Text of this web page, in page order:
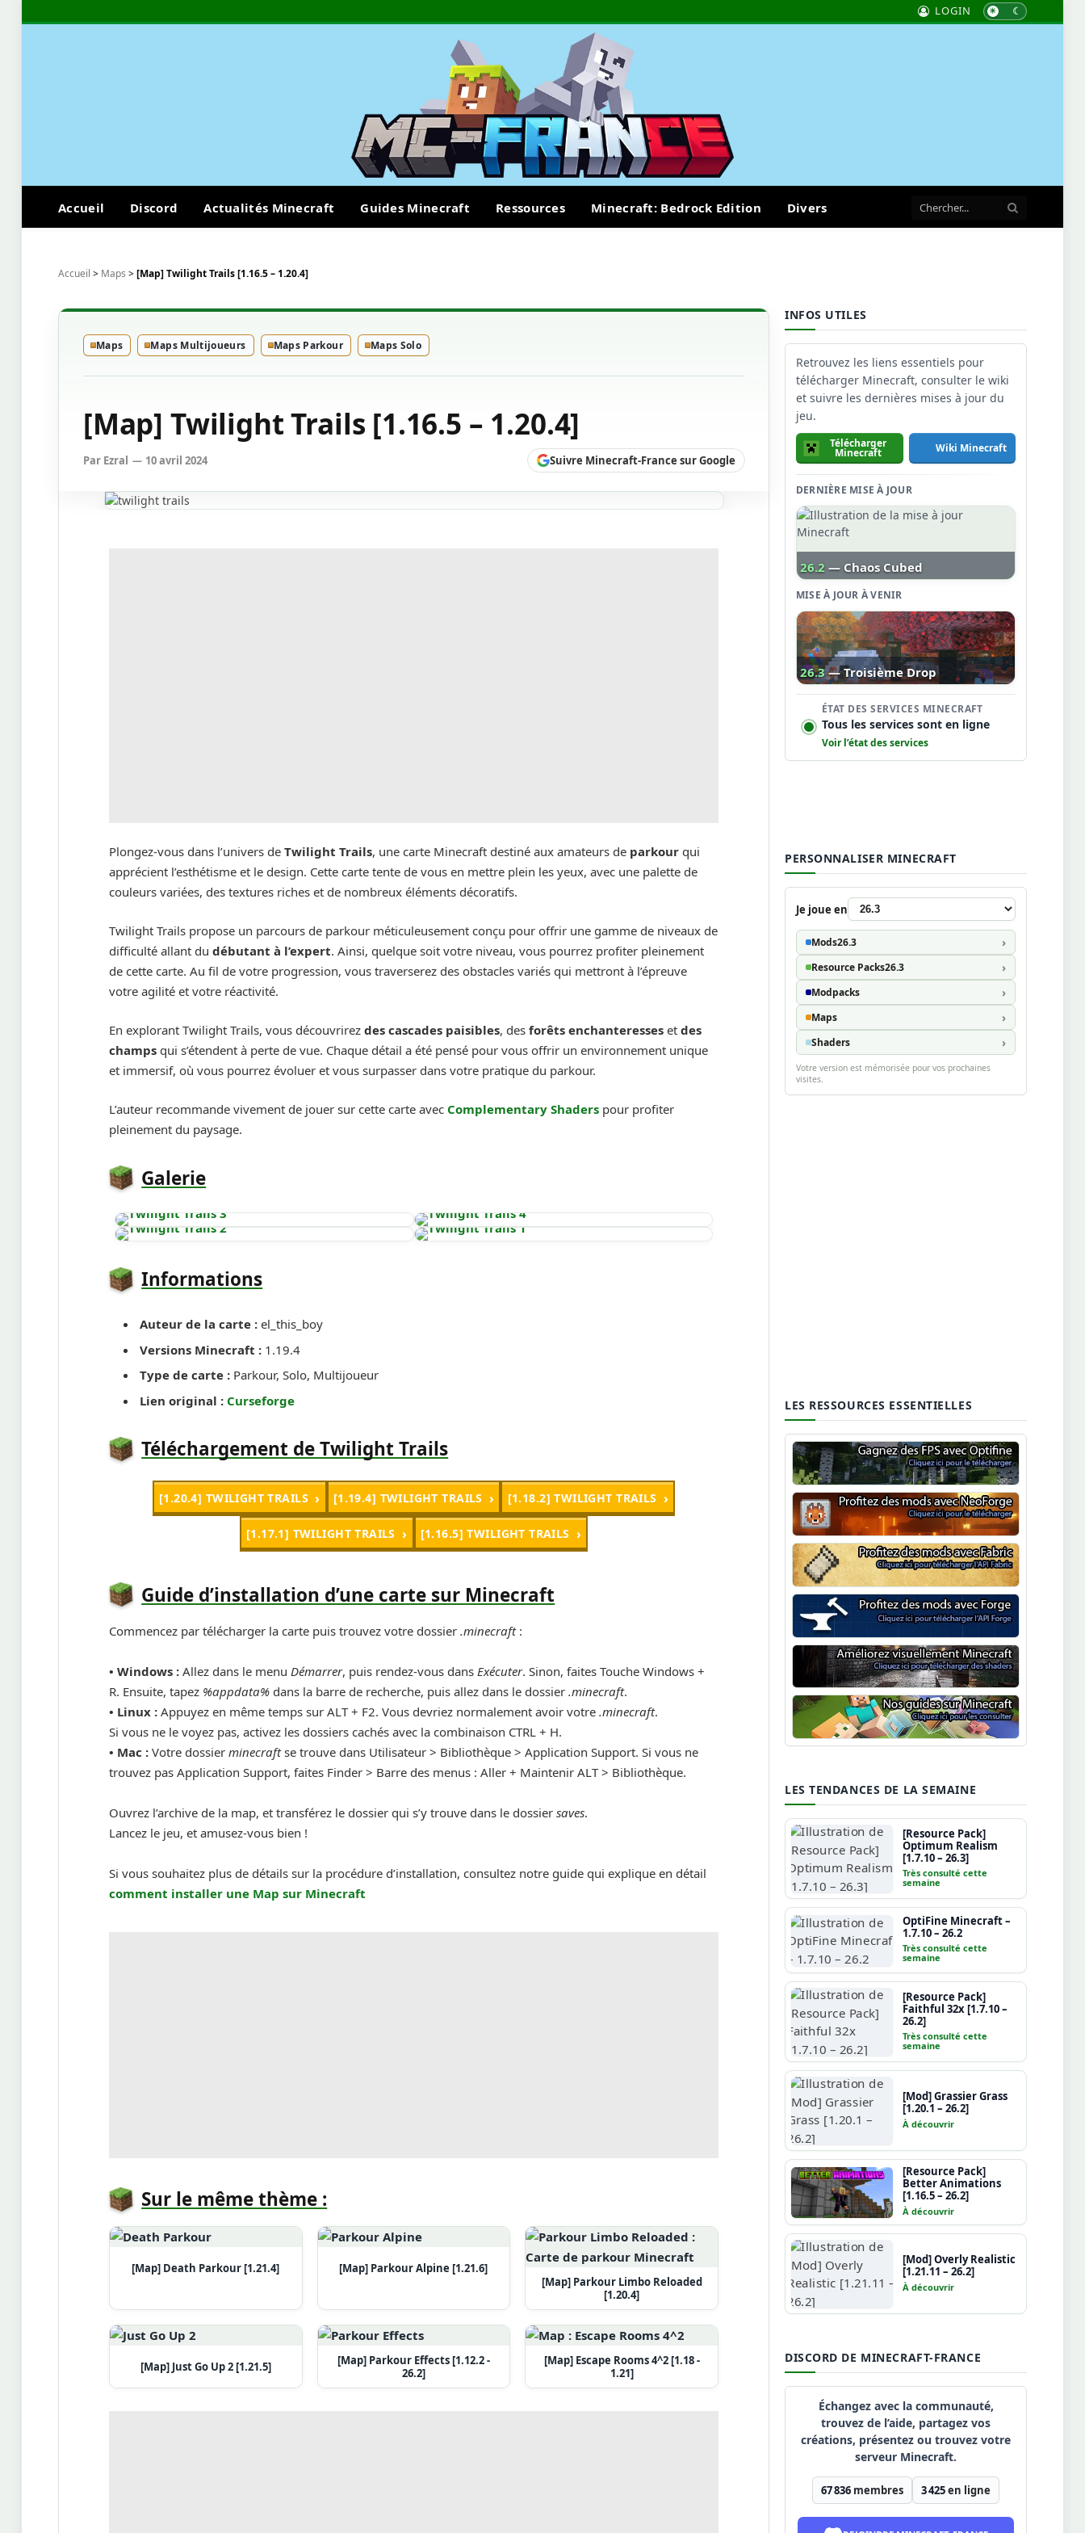
LOGIN
Accueil Discord Actualités Minecraft Guides Minecraft Ressources Minecraft: Bedrock Edition Divers
Accueil > Maps >[Map] Twilight Trails [1.16.5 – 1.20.4]
Maps Maps Multijoueurs Maps Parkour Maps Solo
[Map] Twilight Trails [1.16.5 – 1.20.4]
Par Ezral 10 avril 2024 Suivre Minecraft-France sur Google
Plongez-vous dans l’univers deTwilight Trails, une carte Minecraft destiné aux amateurs de parkour qui
apprécient l’esthétisme et le design. Cette carte tente de vous en mettre plein les yeux, avec une palette de
couleurs variées, des textures riches et de nombreux éléments décoratifs.
Twilight Trails propose un parcours de parkour méticuleusement conçu pour offrir une gamme de niveaux de
difficulté allant dudébutant à l’expert. Ainsi, quelque soit votre niveau, vous pourrez profiter pleinement
de cette carte. Au fil de votre progression, vous traverserez des obstacles variés qui mettront à l’épreuve
votre agilité et votre réactivité.
En explorant Twilight Trails, vous découvrirezdes cascades paisibles, desforêts enchanteresses etdes
champs qui s’étendent à perte de vue. Chaque détail a été pensé pour vous offrir un environnement unique
et immersif, où vous pourrez évoluer et vous surpasser dans votre pratique du parkour.
L’auteur recommande vivement de jouer sur cette carte avec Complementary Shaders pour profiter
pleinement du paysage.
Galerie
Informations
Auteur de la carte : el_this_boy
Versions Minecraft : 1.19.4
Type de carte : Parkour, Solo, Multijoueur
Lien original : Curseforge
Téléchargement de Twilight Trails
[1.20.4] TWILIGHT TRAILS [1.19.4] TWILIGHT TRAILS [1.18.2] TWILIGHT TRAILS
[1.17.1] TWILIGHT TRAILS [1.16.5] TWILIGHT TRAILS
Guide d’installation d’une carte sur Minecraft
Commencez par télécharger la carte puis trouvez votre dossier.minecraft:
• Windows : Allez dans le menuDémarrer, puis rendez-vous dansExécuter. Sinon, faites Touche Windows +
R. Ensuite, tapez %appdata% dans la barre de recherche, puis allez dans le dossier.minecraft.
• Linux : Appuyez en même temps sur ALT + F2. Vous devriez normalement avoir votre.minecraft.
Si vous ne le voyez pas, activez les dossiers cachés avec la combinaison CTRL + H.
• Mac : Votre dossierminecraftse trouve dans Utilisateur > Bibliothèque > Application Support. Si vous ne
trouvez pas Application Support, faites Finder > Barre des menus : Aller + Maintenir ALT > Bibliothèque.
Ouvrez l’archive de la map, et transférez le dossier qui s’y trouve dans le dossiersaves.
Lancez le jeu, et amusez-vous bien !
Si vous souhaitez plus de détails sur la procédure d’installation, consultez notre guide qui explique en détail
comment installer une Map sur Minecraft
Sur le même thème :
[Map] Death Parkour [1.21.4]
[Map] Parkour Alpine [1.21.6]
[Map] Parkour Limbo Reloaded
[1.20.4]
[Map] Just Go Up 2 [1.21.5]
[Map] Parkour Effects [1.12.2 -
26.2]
[Map] Escape Rooms 4^2 [1.18 -
1.21]
INFOS UTILES
Retrouvez les liens essentiels pour
télécharger Minecraft, consulter le wiki
et suivre les dernières mises à jour du
jeu.
Télécharger
Minecraft Wiki Minecraft
DERNIÈRE MISE À JOUR
26.2 — Chaos Cubed
MISE À JOUR À VENIR
26.3 — Troisième Drop
ÉTAT DES SERVICES MINECRAFT
Tous les services sont en ligne
Voir l’état des services
PERSONNALISER MINECRAFT
Je joue en
Mods26.3
Resource Packs26.3
Modpacks
Maps
Shaders
Votre version est mémorisée pour vos prochaines
visites.
LES RESSOURCES ESSENTIELLES
Optifine
NeoForge
Minecraft Fabric
Minecraft Forge
Shaders Minecraft
Guide Minecraft
LES TENDANCES DE LA SEMAINE
[Resource Pack]
Optimum Realism
[1.7.10 – 26.3]
Très consulté cette
semaine
OptiFine Minecraft –
1.7.10 – 26.2
Très consulté cette
semaine
[Resource Pack]
Faithful 32x [1.7.10 –
26.2]
Très consulté cette
semaine
[Mod] Grassier Grass
[1.20.1 – 26.2]
À découvrir
[Resource Pack]
Better Animations
[1.16.5 – 26.2]
À découvrir
[Mod] Overly Realistic
[1.21.11 – 26.2]
À découvrir
DISCORD DE MINECRAFT-FRANCE
Échangez avec la communauté,
trouvez de l’aide, partagez vos
créations, présentez ou trouvez votre
serveur Minecraft.
67 836 membres 3 425en ligne